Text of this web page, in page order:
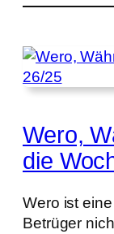
Wero,
die
Wero ist
Betrüger